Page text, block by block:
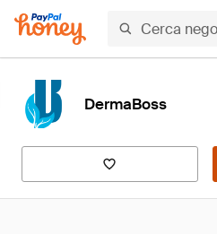
DermaBoss